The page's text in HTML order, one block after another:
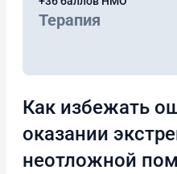
Терапия
Как избежать
оказании
неотложной